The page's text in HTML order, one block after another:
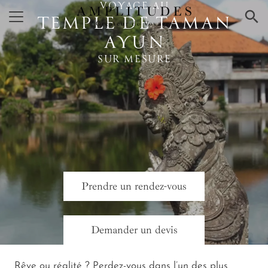
× VOYAGE AU
TEMPLE DE TAMAN
AYUN
SUR MESURE
Prendre un rendez-vous
Demander un devis
Rêve ou réalité ? Perdez-vous dans l’un des plus